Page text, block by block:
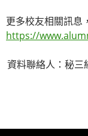
更多校友相關訊息
https://
資料聯絡人：秘三